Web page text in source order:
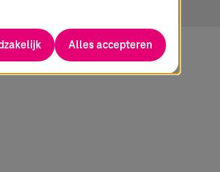
Alles accepteren